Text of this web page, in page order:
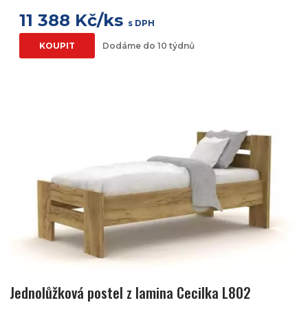
11 388 Kč/ks s DPH
KOUPIT Dodáme do 10 týdnů
Jednolůžková postel z lamina Cecilka L802